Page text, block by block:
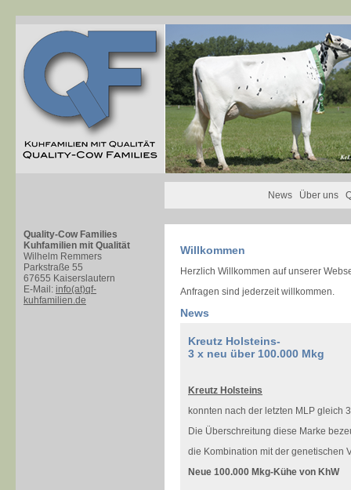
Quality-Cow Families
Kuhfamilien mit Qualität
Wilhelm Remmers
Parkstraße 55
67655 Kaiserslautern
E-Mail: info(at)qf-
kuhfamilien.de
News Über uns
Willkommen
Herzlich Willkommen auf unserer
Anfragen sind jederzeit willkommen.
News
Kreutz Holsteins-
3 x neu über 100.000 Mkg
Kreutz Holsteins
konnten nach der letzten MLP gleich
Die Überschreitung diese Marke
die Kombination mit der genetischen
Neue 100.000 Mkg-Kühe von KhW